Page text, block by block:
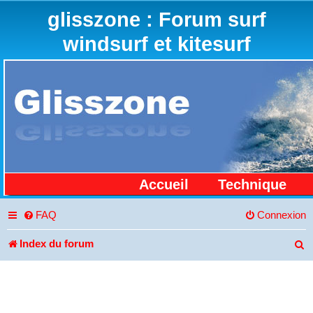
glisszone : Forum surf
windsurf et kitesurf
Accueil Technique
FAQ Connexion
Index du forum